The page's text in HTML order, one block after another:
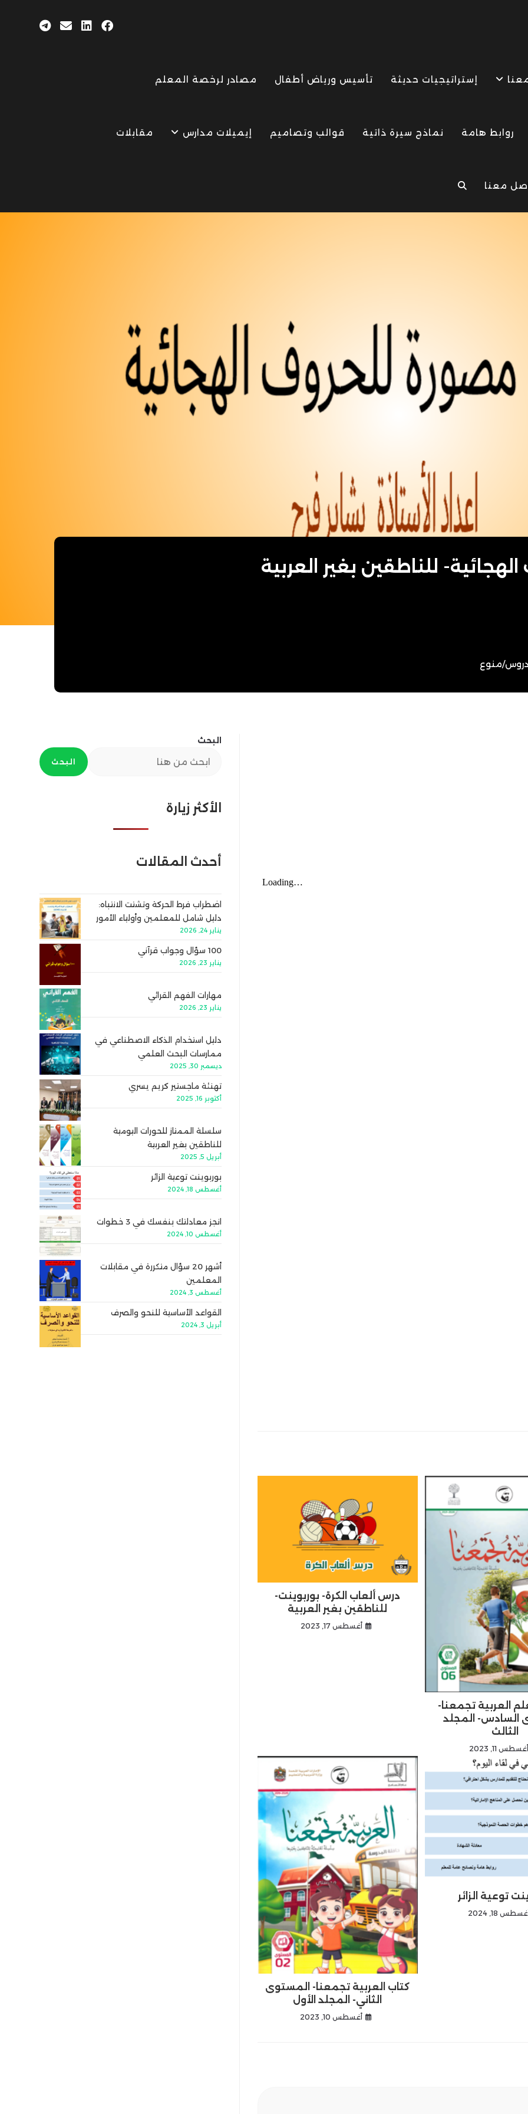
إستراتيجيات حديثة تأسيس ورياض أطفال مصادر لرخصة المعلم
روابط هامة نماذج سيرة ذاتية قوالب وتصاميم إيميلات مدارس مقابلات
معنا TOGGLE
للناطقين بغير العربية
/منوع
درس ألعاب الكرة- بوربوينت-
للناطقين بغير العربية
أغسطس 17, 2023
العربية تجمعنا-
السادس- المجلد
الثالث
أغسطس 11, 2023
كتاب العربية تجمعنا- المستوى
الثاني- المجلد الأول
أغسطس 10, 2023
توعية الزائر
18, 2024
البحث
البحث
الأكثر زيارة
أحدث المقالات
اضطراب فرط الحركة وتشتت الانتباه:
دليل شامل للمعلمين وأولياء الأمور
يناير 24, 2026
100 سؤال وجواب قرآني
يناير 23, 2026
مهارات الفهم القرائي
يناير 23, 2026
دليل استخدام الذكاء الاصطناعي في
ممارسات البحث العلمي
ديسمبر 30, 2025
تهنئة ماجستير كريم يسري
أكتوبر 16, 2025
سلسلة الممتاز للحورات اليومية
للناطقين بغير العربية
أبريل 5, 2025
بوربوينت توعية الزائر
أغسطس 18, 2024
انجز معادلتك بنفسك في 3 خطوات
أغسطس 10, 2024
أشهر 20 سؤال متكررة في مقابلات
المعلمين
أغسطس 3, 2024
القواعد الأساسية للنحو والصرف
أبريل 3, 2024